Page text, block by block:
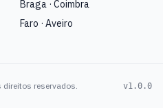
Braga · Coimbra
Faro · Aveiro
direitos reservados. v1.0.0